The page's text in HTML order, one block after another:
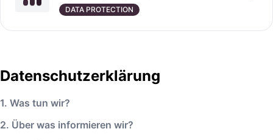
DATA PROTECTION
Datenschutzerklärung
1. Was tun wir?
2. Über was informieren wir?